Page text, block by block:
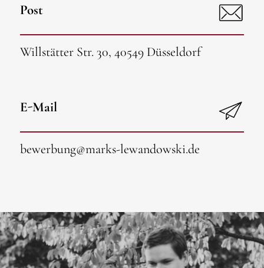
Post
Willstätter Str. 30, 40549 Düsseldorf
E-Mail
bewerbung@marks-lewandowski.de